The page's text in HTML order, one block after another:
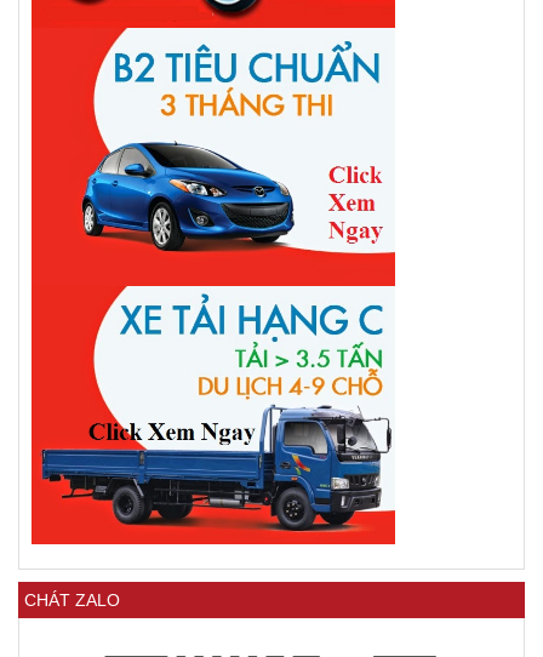
CHÁT ZALO